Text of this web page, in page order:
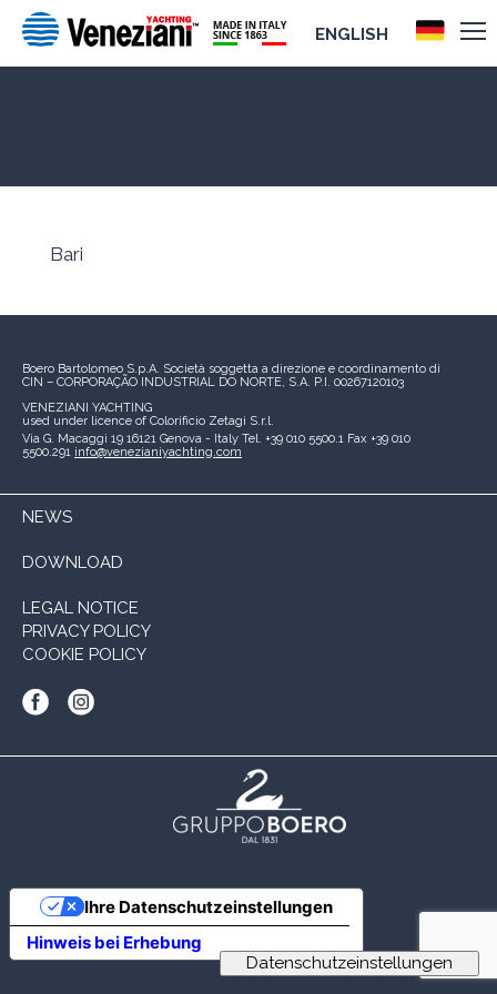
ENGLISH
Bari
Boero Bartolomeo S.p.A. Società soggetta a direzione e coordinamento di
CIN – CORPORAÇÃO INDUSTRIAL DO NORTE, S.A. P.I. 00267120103
VENEZIANI YACHTING
used under licence of Colorificio Zetagi S.r.l.
Via G. Macaggi 19 16121 Genova - Italy Tel. +39 010 5500.1 Fax +39 010
5500.291 info@venezianiyachting.com
NEWS
DOWNLOAD
LEGAL NOTICE
PRIVACY POLICY
COOKIE POLICY
Hinweis bei Erhebung
Ihre Datenschutzeinstellungen